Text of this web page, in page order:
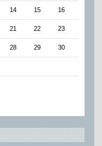
14 15 16
21 22 23
28 29 30